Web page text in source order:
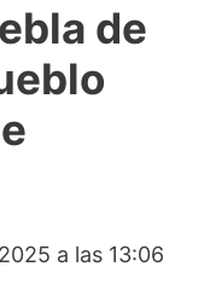
de
a las 13:06